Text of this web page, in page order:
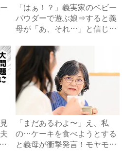
「はぁ！？」義実家のベビー
パウダーで遊ぶ娘⇒すると義
母が「あ、それ…」と信じら
「まだあるわよ〜」え、私
の…ケーキを食べようとする
と義母が衝撃発言！モヤモヤ